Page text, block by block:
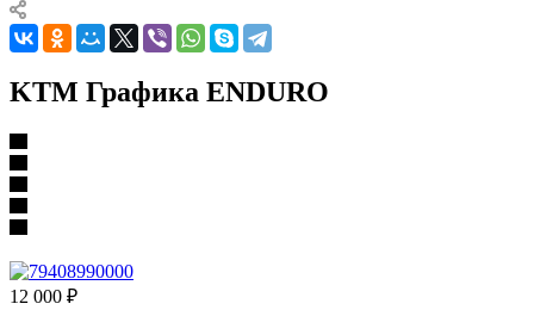
KTM Графика ENDURO
12 000 ₽